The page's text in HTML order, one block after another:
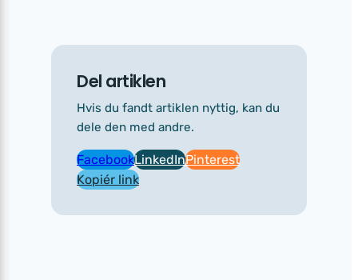
Del artiklen
Hvis du fandt artiklen nyttig, kan du
dele den med andre.
FacebookLinkedInPinterest
Kopiér link